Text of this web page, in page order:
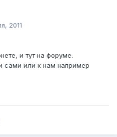
2011
и тут на форуме.
сами или к нам например